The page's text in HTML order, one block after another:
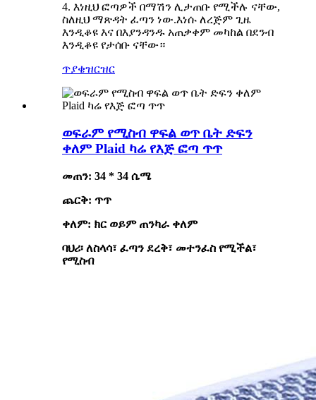
4. እነዚህ ፎጣዎች በማሽን ሊታጠቡ የሚችሉ ናቸው,
ስለዚህ ማጽዳት ፈጣን ነው.እነሱ ለረጅም ጊዜ
እንዲቆዩ እና በእያንዳንዱ አጠቃቀም መካከል በደንብ
እንዲቆዩ የታሰቡ ናቸው።
ጥያቄዝርዝር
ወፍራም የሚስብ ዋፍል ወጥ ቤት ድፍን
ቀለም Plaid ካሬ የእጅ ፎጣ ጥጥ
መጠን: 34 * 34 ሴሜ
ጨርቅ: ጥጥ
ቀለም: ክር ወይም ጠንካራ ቀለም
ባህሪ፡ ለስላሳ፣ ፈጣን ደረቅ፣ መተንፈስ የሚችል፣
የሚስብ